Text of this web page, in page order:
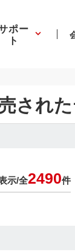
ポー
ト
され
示/全2490件